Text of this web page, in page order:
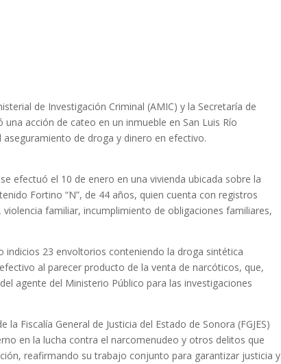
de Investigación Criminal (AMIC) y la Secretaría de
acción de cateo en un inmueble en San Luis Río
de droga y dinero en efectivo.
efectuó el 10 de enero en una vivienda ubicada sobre la
Fortino “N”, de 44 años, quien cuenta con registros
familiar, incumplimiento de obligaciones familiares,
indicios 23 envoltorios conteniendo la droga sintética
al parecer producto de la venta de narcóticos, que,
agente del Ministerio Público para las investigaciones
Fiscalía General de Justicia del Estado de Sonora (FGJES)
en la lucha contra el narcomenudeo y otros delitos que
reafirmando su trabajo conjunto para garantizar justicia y